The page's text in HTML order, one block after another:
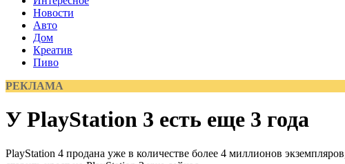
Новости
Авто
Дом
Креатив
Пиво
РЕКЛАМА
У PlayStation 3 есть еще 3 года
PlayStation 4 продана уже в количестве более 4 миллионов